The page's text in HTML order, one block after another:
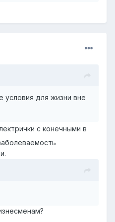
условия для жизни вне
с конечными в